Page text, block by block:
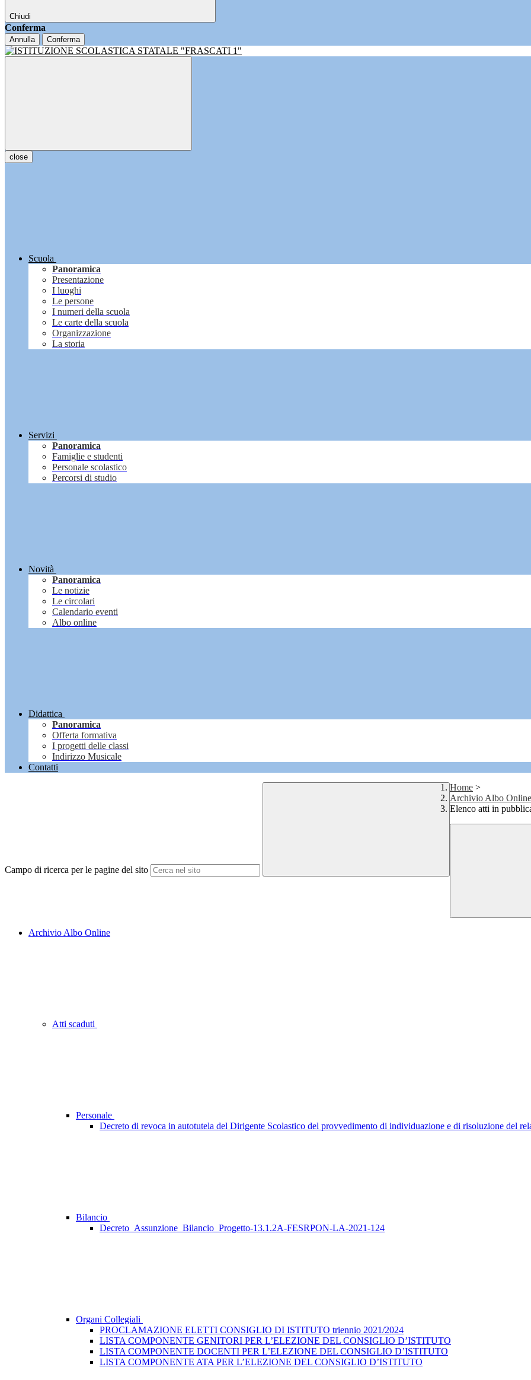
Chiudi
Conferma
Annulla Conferma
close
Scuola
Panoramica
Presentazione
I luoghi
Le persone
I numeri della scuola
Le carte della scuola
Organizzazione
La storia
Servizi
Panoramica
Famiglie e studenti
Personale scolastico
Percorsi di studio
Novità
Panoramica
Le notizie
Le circolari
Calendario eventi
Albo online
Didattica
Panoramica
Offerta formativa
I progetti delle classi
Indirizzo Musicale
Contatti
Campo di ricerca per le pagine del sito
Home >
Archivio Albo Online
Elenco atti in
Archivio Albo Online
Atti scaduti
Personale
Decreto di revoca in autotutela del Dirigente Scolastico del provvedimento di individuazione e di risoluzione del
Bilancio
Decreto_Assunzione_Bilancio_Progetto-13.1.2A-FESRPON-LA-2021-124
Organi Collegiali
PROCLAMAZIONE ELETTI CONSIGLIO DI ISTITUTO triennio 2021/2024
LISTA COMPONENTE GENITORI PER L’ELEZIONE DEL CONSIGLIO D’ISTITUTO
LISTA COMPONENTE DOCENTI PER L’ELEZIONE DEL CONSIGLIO D’ISTITUTO
LISTA COMPONENTE ATA PER L’ELEZIONE DEL CONSIGLIO D’ISTITUTO